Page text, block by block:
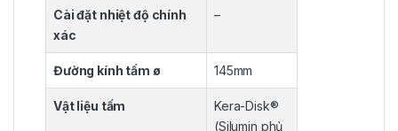
Cài đặt nhiệt độ chính
xác
–
Đường kính tấm ø 145mm
Vật liệu tấm
Kera-Disk®
(Silumin phủ